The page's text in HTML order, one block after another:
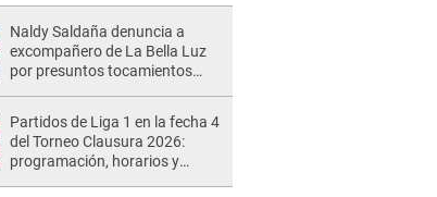
Naldy Saldaña denuncia a
excompañero de La Bella Luz
por presuntos tocamientos
Partidos de Liga 1 en la fecha 4
del Torneo Clausura 2026:
programación, horarios y